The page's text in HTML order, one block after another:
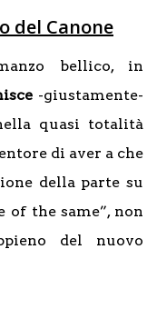
del Canone
bellico, in
-giustamente-
quasi totalità
di aver a che
della parte su
of the same”, non
del nuovo